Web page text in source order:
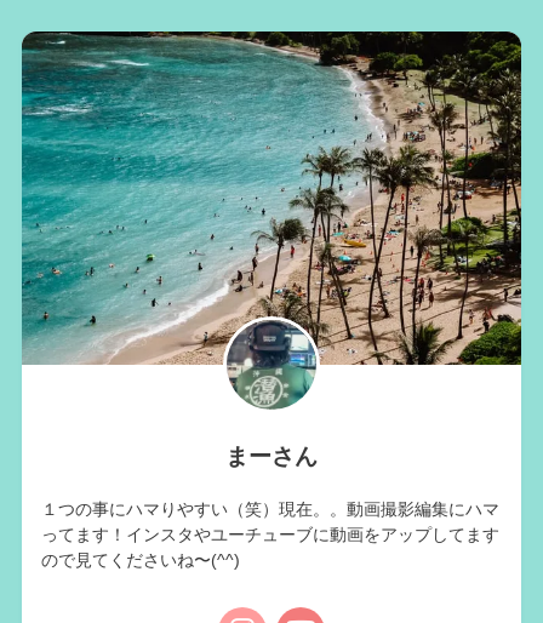
まーさん
１つの事にハマりやすい（笑）現在。。動画撮影編集にハマ
ってます！インスタやユーチューブに動画をアップしてます
ので見てくださいね〜(^^)